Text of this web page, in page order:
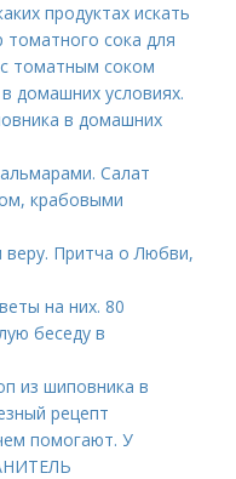
продуктах искать
томатного сока для
томатным соком
домашних условиях.
в домашних
Салат
крабовыми
Притча о Любви,
на них. 80
беседу в
из шиповника в
рецепт
помогают. У